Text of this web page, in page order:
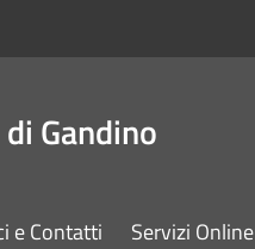
Gandino
e Contatti Servizi Online